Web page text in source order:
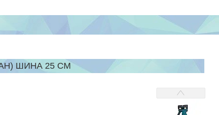
AH) ШИНА 25 СМ